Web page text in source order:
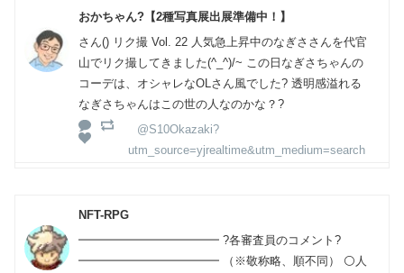
おかちゃん?【2種写真展出展準備中！】
さん() リク撮 Vol. 22 人気急上昇中のなぎささんを代官
山でリク撮してきました(^_^)/~ この日なぎさちゃんの
コーデは、オシャレなOLさん風でした? 透明感溢れる
なぎさちゃんはこの世の人なのかな？?
@S10Okazaki?
utm_source=yjrealtime&utm_medium=search
NFT-RPG
━━━━━━━━━━━━ ?️各審査員のコメント?️
━━━━━━━━━━━━ （※敬称略、順不同） ⚪人